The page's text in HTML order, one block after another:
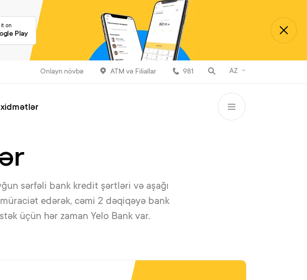
it on
Play
Onlayn növbə ATM və Filiallar 981 AZ
sərfəli bank kredit şərtləri və aşağı
edərək, cəmi 2 dəqiqəyə bank
üçün hər zaman Yelo Bank var.